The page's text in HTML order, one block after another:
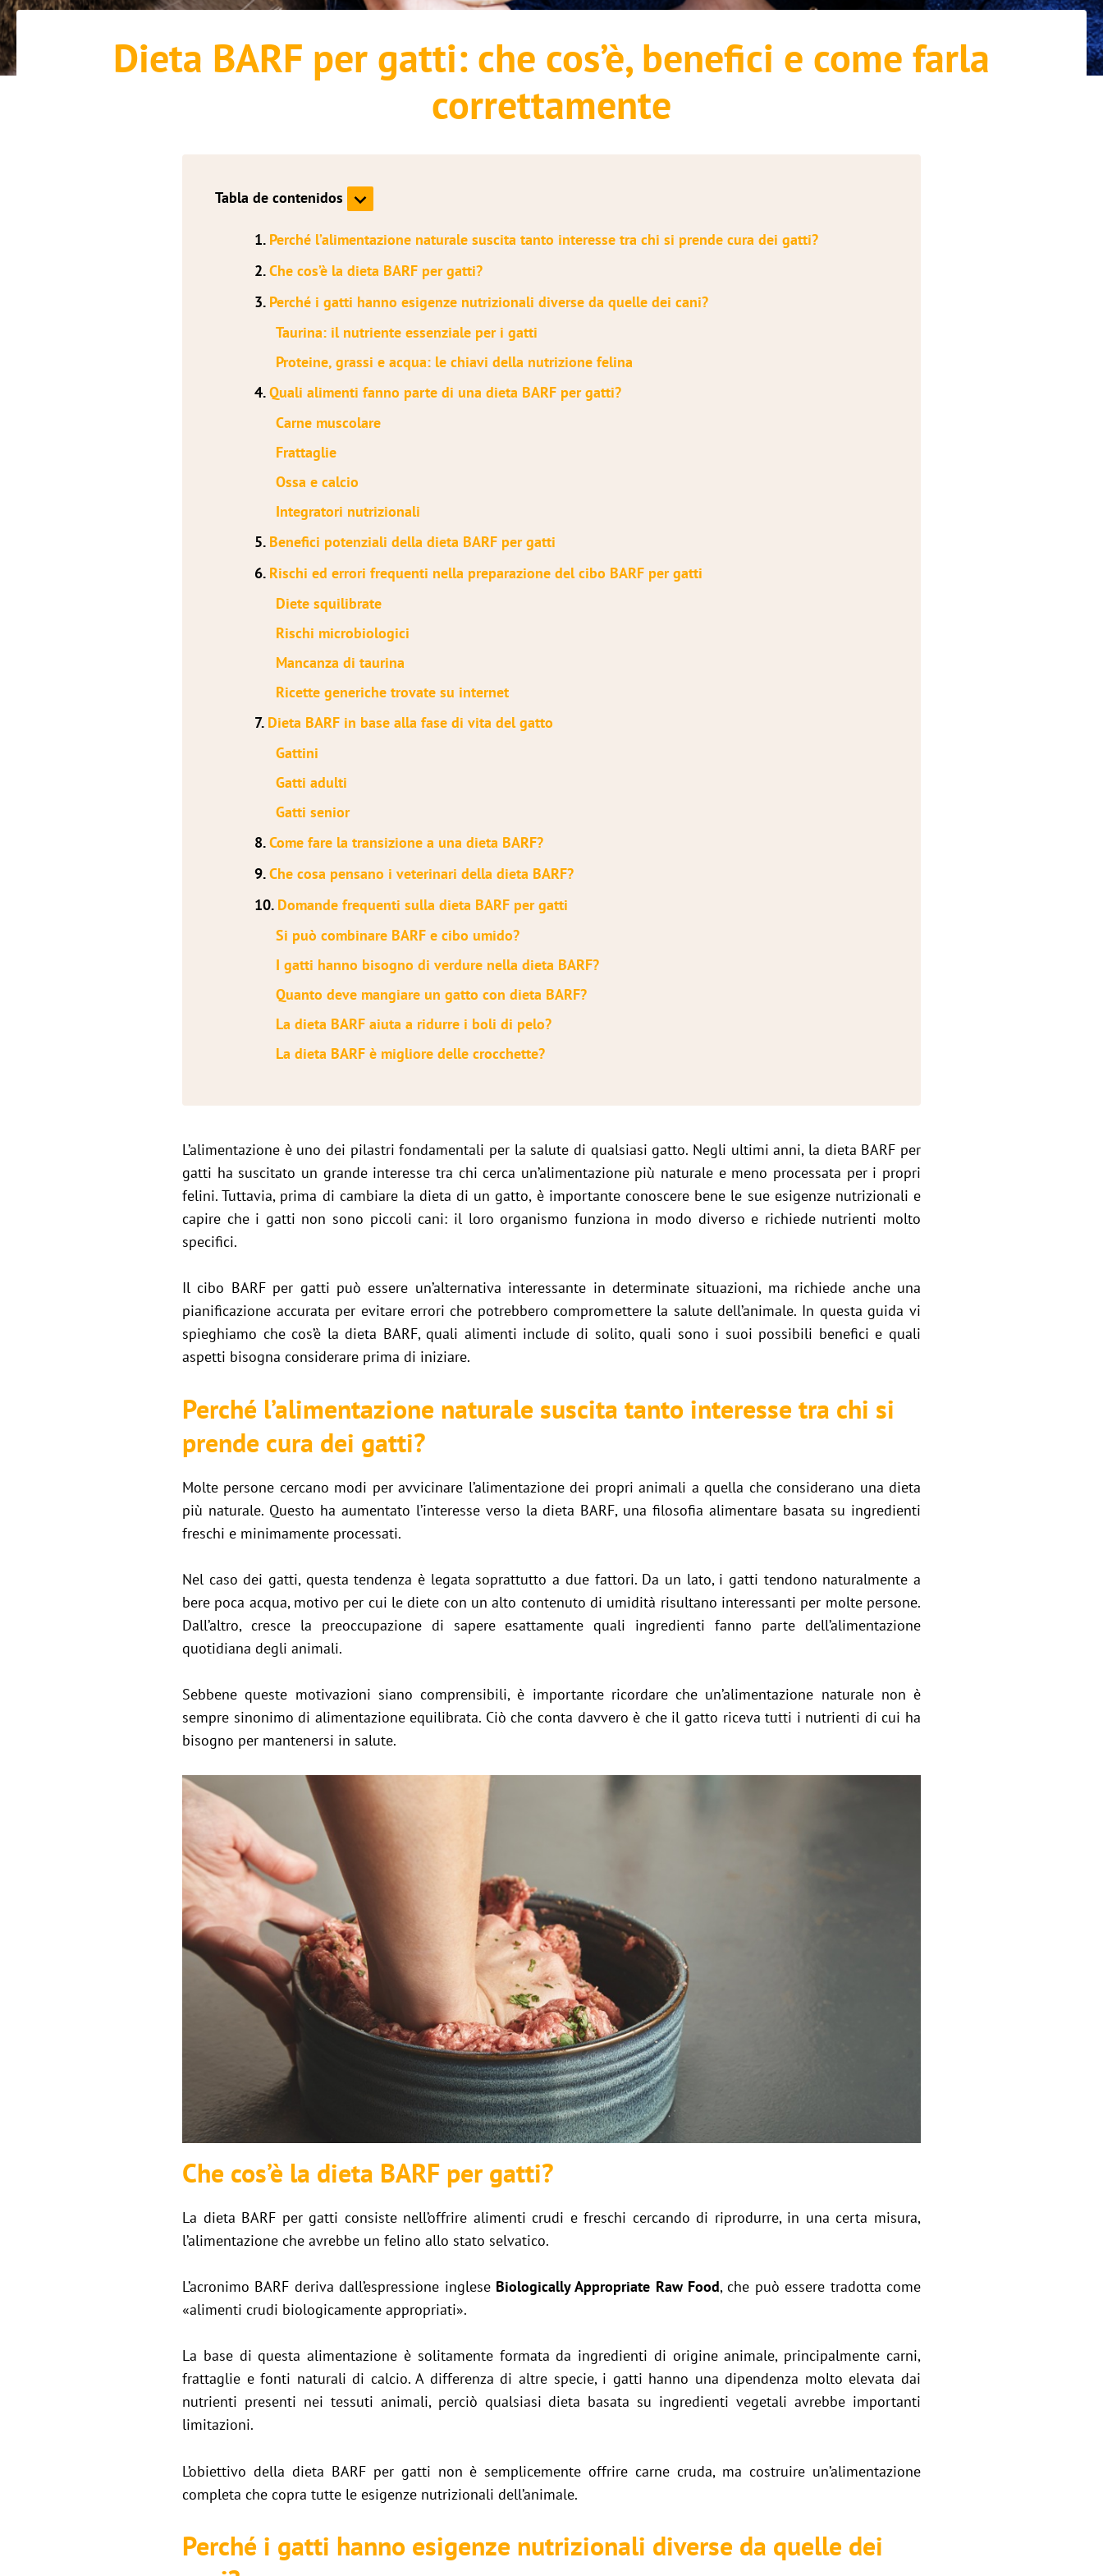
Dieta BARF per gatti: che cos’è, benefici e come farla
correttamente
Tabla de contenidos
1. Perché l’alimentazione naturale suscita tanto interesse tra chi si prende cura dei gatti?
2.Che cos’è la dieta BARF per gatti?
3. Perché i gatti hanno esigenze nutrizionali diverse da quelle dei cani?
Taurina: il nutriente essenziale per i gatti
Proteine, grassi e acqua: le chiavi della nutrizione felina
4.Quali alimenti fanno parte di una dieta BARF per gatti?
Carne muscolare
Frattaglie
Ossa e calcio
Integratori nutrizionali
5. Benefici potenziali della dieta BARF per gatti
6. Rischi ed errori frequenti nella preparazione del cibo BARF per gatti
Diete squilibrate
Rischi microbiologici
Mancanza di taurina
Ricette generiche trovate su internet
7. Dieta BARF in base alla fase di vita del gatto
Gattini
Gatti adulti
Gatti senior
8.Come fare la transizione a una dieta BARF?
9.Che cosa pensano i veterinari della dieta BARF?
10. Domande frequenti sulla dieta BARF per gatti
Si può combinare BARF e cibo umido?
I gatti hanno bisogno di verdure nella dieta BARF?
Quanto deve mangiare un gatto con dieta BARF?
La dieta BARF aiuta a ridurre i boli di pelo?
La dieta BARF è migliore delle crocchette?
L’alimentazione è uno dei pilastri fondamentali per la salute di qualsiasi gatto. Negli ultimi anni, la dieta BARF per
gatti ha suscitato un grande interesse tra chi cerca un’alimentazione più naturale e meno processata per i propri
felini. Tuttavia, prima di cambiare la dieta di un gatto, è importante conoscere bene le sue esigenze nutrizionali e
capire che i gatti non sono piccoli cani: il loro organismo funziona in modo diverso e richiede nutrienti molto
specifici.
Il cibo BARF per gatti può essere un’alternativa interessante in determinate situazioni, ma richiede anche una
pianificazione accurata per evitare errori che potrebbero compromettere la salute dell’animale. In questa guida vi
spieghiamo che cos’è la dieta BARF, quali alimenti include di solito, quali sono i suoi possibili benefici e quali
aspetti bisogna considerare prima di iniziare.
Perché l’alimentazione naturale suscita tanto interesse tra chi si
prende cura dei gatti?
Molte persone cercano modi per avvicinare l’alimentazione dei propri animali a quella che considerano una dieta
più naturale. Questo ha aumentato l’interesse verso la dieta BARF, una filosofia alimentare basata su ingredienti
freschi e minimamente processati.
Nel caso dei gatti, questa tendenza è legata soprattutto a due fattori. Da un lato, i gatti tendono naturalmente a
bere poca acqua, motivo per cui le diete con un alto contenuto di umidità risultano interessanti per molte persone.
Dall’altro, cresce la preoccupazione di sapere esattamente quali ingredienti fanno parte dell’alimentazione
quotidiana degli animali.
Sebbene queste motivazioni siano comprensibili, è importante ricordare che un’alimentazione naturale non è
sempre sinonimo di alimentazione equilibrata. Ciò che conta davvero è che il gatto riceva tutti i nutrienti di cui ha
bisogno per mantenersi in salute.
Che cos’è la dieta BARF per gatti?
La dieta BARF per gatti consiste nell’offrire alimenti crudi e freschi cercando di riprodurre, in una certa misura,
l’alimentazione che avrebbe un felino allo stato selvatico.
L’acronimo BARF deriva dall’espressione inglese Biologically Appropriate Raw Food, che può essere tradotta come
«alimenti crudi biologicamente appropriati».
La base di questa alimentazione è solitamente formata da ingredienti di origine animale, principalmente carni,
frattaglie e fonti naturali di calcio. A differenza di altre specie, i gatti hanno una dipendenza molto elevata dai
nutrienti presenti nei tessuti animali, perciò qualsiasi dieta basata su ingredienti vegetali avrebbe importanti
limitazioni.
L’obiettivo della dieta BARF per gatti non è semplicemente offrire carne cruda, ma costruire un’alimentazione
completa che copra tutte le esigenze nutrizionali dell’animale.
Perché i gatti hanno esigenze nutrizionali diverse da quelle dei